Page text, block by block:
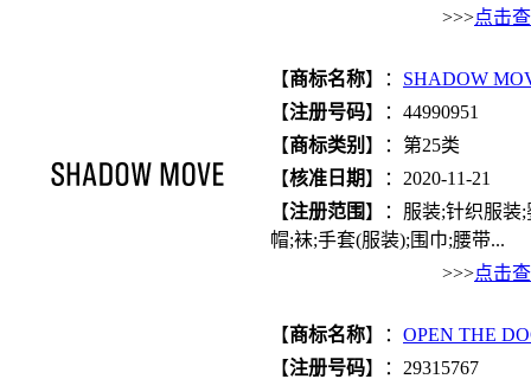
>>>点击
【商标名称】： SHADOW
【注册号码】：44990951
【商标类别 】：第25类
【核准日期】：2020-11-21
【注册范围】：服装;针织服装
帽;袜;手套(服装);围巾;腰带...
>>>点击
【商标名称】： OPEN THE
【注册号码】：29315767